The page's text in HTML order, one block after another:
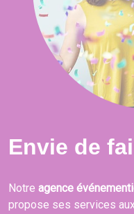
Envie de
Notre agence
propose ses services